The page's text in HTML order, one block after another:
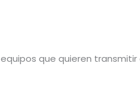
que quieren transmitir